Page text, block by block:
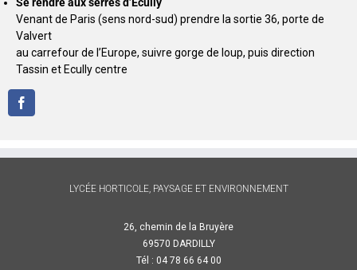
Venant de Paris (sens nord-sud) prendre la sortie 36, porte de
Valvert
au carrefour de l’Europe, suivre gorge de loup, puis direction
Tassin et Ecully centre
LYCÉE HORTICOLE, PAYSAGE ET ENVIRONNEMENT
26, chemin de la Bruyère
69570 DARDILLY
Tél : 04 78 66 64 00